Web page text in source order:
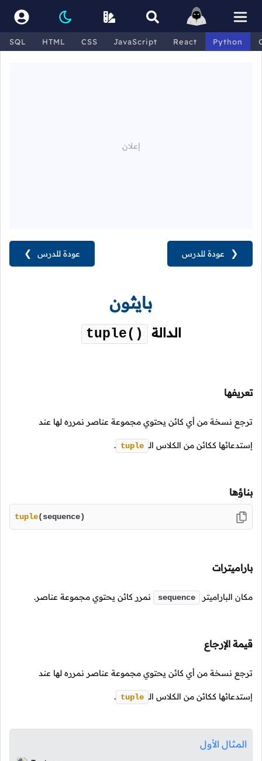
SQL HTML CSS JavaScript React Python
عودة للدرس ❯ ❮ عودة للدرس
بايثون
الدالة tuple()
تعريفها
ترجع نسخة من أي كائن يحتوي مجموعة عناصر نمرره لها عند
إستدعائها ككائن من الكلاس الـ tuple
.
بناؤها
tuple(sequence)
باراميترات
مكان الباراميتر sequence نمرر كائن يحتوي مجموعة عناصر.
قيمة الإرجاع
ترجع نسخة من أي كائن يحتوي مجموعة عناصر نمرره لها عند
إستدعائها ككائن من الكلاس الـ tuple
.
المثال الأول